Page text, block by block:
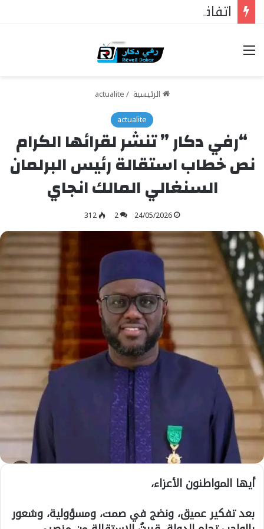
خيارات
الرئيسية /
actualite
actualite
“رفي دكار ” تنشر لقرائها الكرام
نص خطاب استقالة رئيس البرلمان
السنغالي المالك انجاي
24/05/2026
2
312
أيها المواطنون الأعزاء،
بعد تفكير عميق، ونضج في صمت، ومسؤولية، وشعور